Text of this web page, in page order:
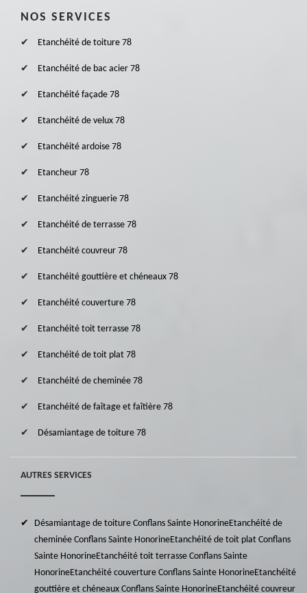
NOS SERVICES
Etanchéité de toiture 78
Etanchéité de bac acier 78
Etanchéité façade 78
Etanchéité de velux 78
Etanchéité ardoise 78
Etancheur 78
Etanchéité zinguerie 78
Etanchéité de terrasse 78
Etanchéité couvreur 78
Etanchéité gouttière et chéneaux 78
Etanchéité couverture 78
Etanchéité toit terrasse 78
Etanchéité de toit plat 78
Etanchéité de cheminée 78
Etanchéité de faîtage et faîtière 78
Désamiantage de toiture 78
AUTRES SERVICES
Désamiantage de toiture Conflans Sainte HonorineEtanchéité de
cheminée Conflans Sainte HonorineEtanchéité de toit plat Conflans
Sainte HonorineEtanchéité toit terrasse Conflans Sainte
HonorineEtanchéité couverture Conflans Sainte HonorineEtanchéité
gouttière et chéneaux Conflans Sainte HonorineEtanchéité couvreur